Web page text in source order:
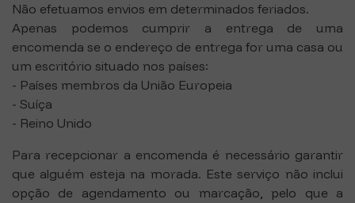
Não efetuamos envios em determinados feriados.
Apenas podemos cumprir a entrega de uma
encomenda se o endereço de entrega for uma casa ou
um escritório situado nos países:
- Países membros da União Europeia
- Suíça
- Reino Unido
Para recepcionar a encomenda é necessário garantir
que alguém esteja na morada. Este serviço não inclui
opção de agendamento ou marcação, pelo que a